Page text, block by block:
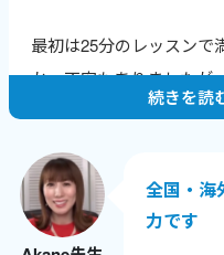
自分の英
ので、さ
最初は25分のレッスンで
か、不安もありましたが
ュースやトレンドに敏感
色んな年齢や背景の生徒
が嬉しく、英語だけでな
続きを読
全国・海
力です